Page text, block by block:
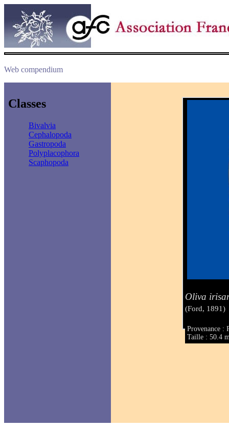
Web compendium
Classes
Bivalvia
Cephalopoda
Gastropoda
Polyplacophora
Scaphopoda
Oliva
(Ford, 1891)
Provenance :
Taille : 50.4